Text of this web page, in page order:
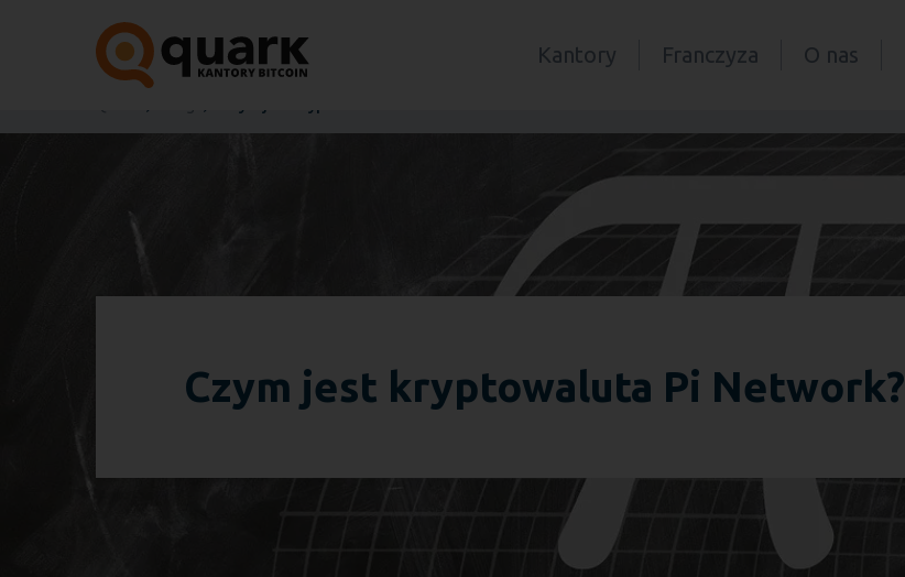
Kantory Franczyza O nas
Czym jest kryptowaluta Pi Network?